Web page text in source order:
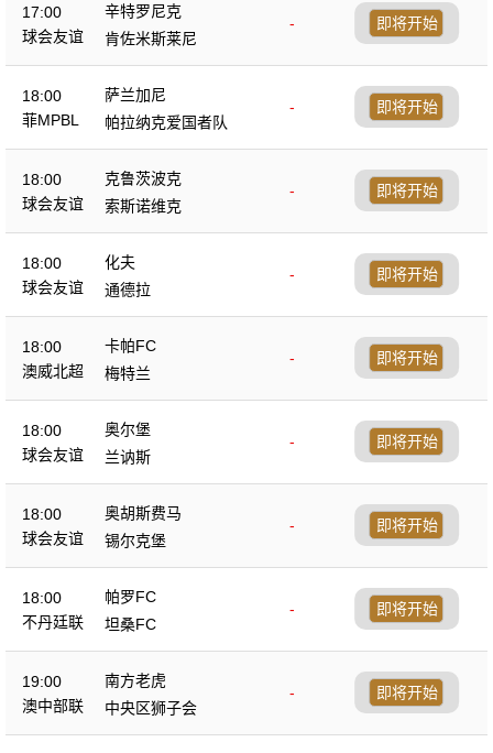
17:00
球会友谊
辛特罗尼克
-
肯佐米斯莱尼
即将开始
18:00
菲MPBL
萨兰加尼
-
帕拉纳克爱国者队
即将开始
18:00
球会友谊
克鲁茨波克
-
索斯诺维克
即将开始
18:00
球会友谊
化夫
-
通德拉
即将开始
18:00
澳威北超
卡帕FC
-
梅特兰
即将开始
18:00
球会友谊
奥尔堡
-
兰讷斯
即将开始
18:00
球会友谊
奥胡斯费马
-
锡尔克堡
即将开始
18:00
不丹廷联
帕罗FC
-
坦桑FC
即将开始
19:00
澳中部联
南方老虎
-
中央区狮子会
即将开始